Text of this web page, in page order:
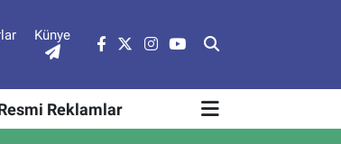
Künye
Reklamlar